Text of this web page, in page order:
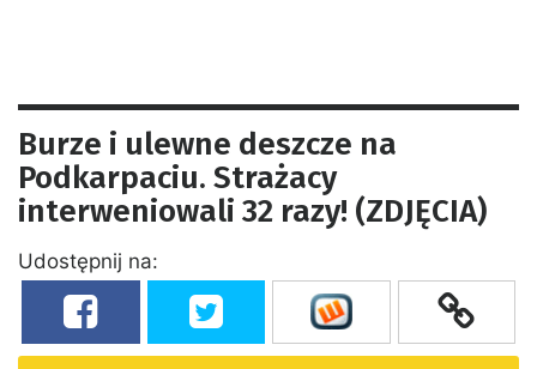
Burze i ulewne deszcze na
Podkarpaciu. Strażacy
interweniowali 32 razy! (ZDJĘCIA)
Udostępnij na: